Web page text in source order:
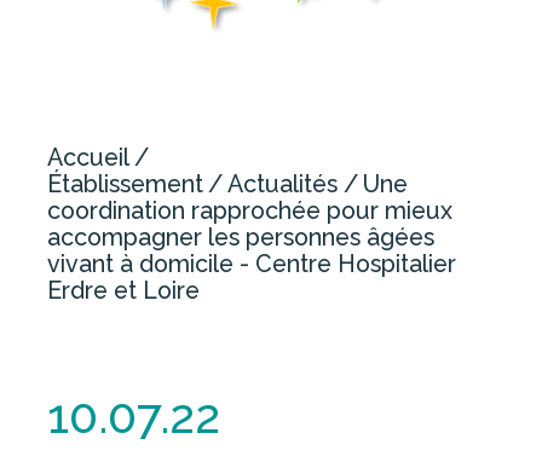
CHIRURGIE
GYNÉCOLOGIE-OBSTÉTRIQUE /
MATERNITÉ
IMAGERIE
MÉDECINE
URGENCES
Accueil
Établissement
Actualités
Une
coordination rapprochée pour mieux
accompagner les personnes âgées
vivant à domicile - Centre Hospitalier
Erdre et Loire
10.07.22